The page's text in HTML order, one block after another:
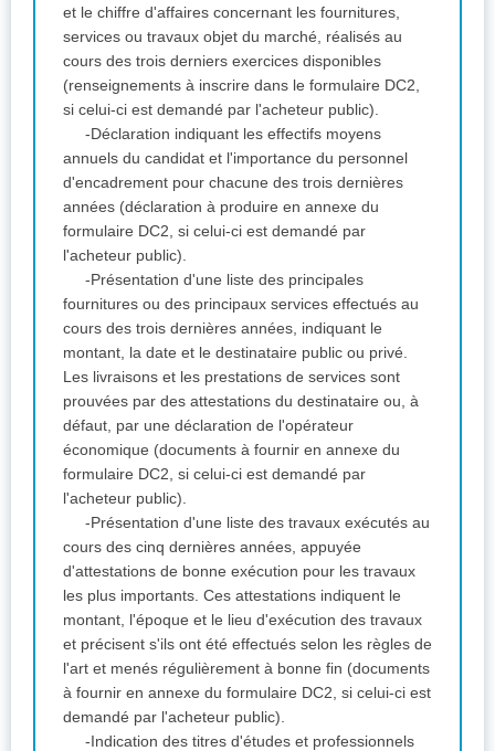
et le chiffre d'affaires concernant les fournitures,
services ou travaux objet du marché, réalisés au
cours des trois derniers exercices disponibles
(renseignements à inscrire dans le formulaire DC2,
si celui-ci est demandé par l'acheteur public).
-Déclaration indiquant les effectifs moyens
annuels du candidat et l'importance du personnel
d'encadrement pour chacune des trois dernières
années (déclaration à produire en annexe du
formulaire DC2, si celui-ci est demandé par
l'acheteur public).
-Présentation d'une liste des principales
fournitures ou des principaux services effectués au
cours des trois dernières années, indiquant le
montant, la date et le destinataire public ou privé.
Les livraisons et les prestations de services sont
prouvées par des attestations du destinataire ou, à
défaut, par une déclaration de l'opérateur
économique (documents à fournir en annexe du
formulaire DC2, si celui-ci est demandé par
l'acheteur public).
-Présentation d'une liste des travaux exécutés au
cours des cinq dernières années, appuyée
d'attestations de bonne exécution pour les travaux
les plus importants. Ces attestations indiquent le
montant, l'époque et le lieu d'exécution des travaux
et précisent s'ils ont été effectués selon les règles de
l'art et menés régulièrement à bonne fin (documents
à fournir en annexe du formulaire DC2, si celui-ci est
demandé par l'acheteur public).
-Indication des titres d'études et professionnels